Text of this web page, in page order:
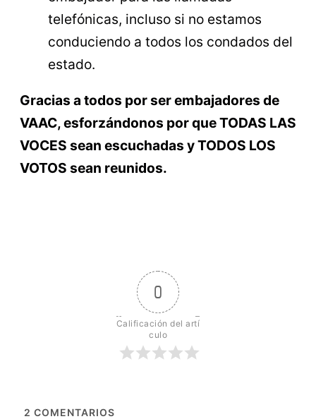
telefónicas, incluso si no estamos
conduciendo a todos los condados del
estado.
Gracias a todos por ser embajadores de
VAAC, esforzándonos por que TODAS LAS
VOCES sean escuchadas y TODOS LOS
VOTOS sean reunidos.
0
Calificación del artí
culo
2 COMENTARIOS